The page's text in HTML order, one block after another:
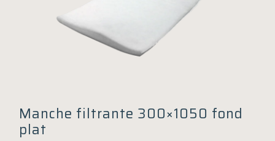
Manche filtrante 300×1050 fond
plat